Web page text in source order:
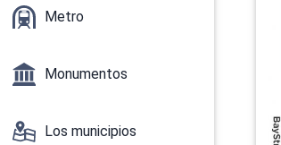
Metro
Monumentos
Los municipios